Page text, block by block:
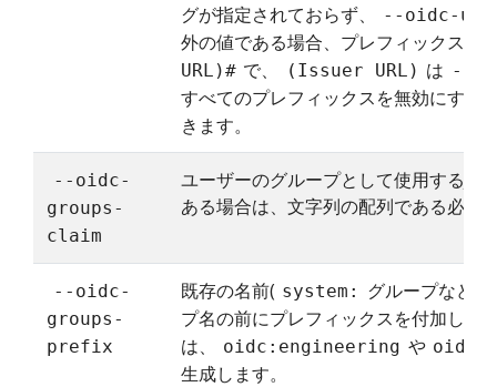
グが指定されておらず、
--oidc-
外の値である場合、プレフィックスの
URL)# で、 (Issuer URL) は --
すべてのプレフィックスを無効にする
きます。
--oidc-
groups-
claim
ユーザーのグループとして使用する
ある場合は、文字列の配列である必要
--oidc-
groups-
prefix
既存の名前( system:
グループなど)
プ名の前にプレフィックスを付加しま
は、
oidc:engineering や
生成します。